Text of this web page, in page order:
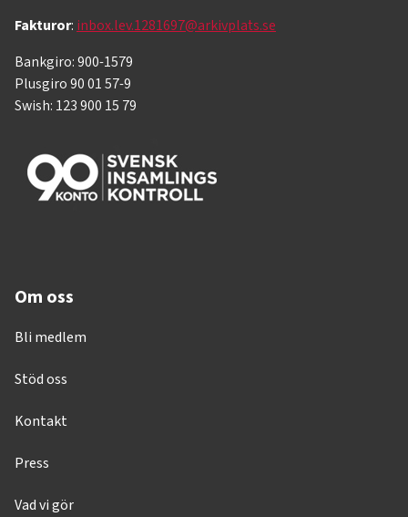
Fakturor: inbox.lev.1281697@arkivplats.se
Bankgiro: 900-1579
Plusgiro 90 01 57-9
Swish: 123 900 15 79
Om oss
Bli medlem
Stöd oss
Kontakt
Press
Vad vi gör